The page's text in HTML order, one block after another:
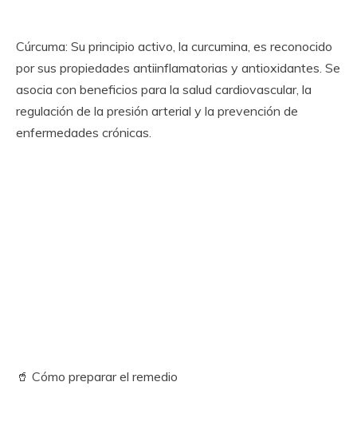
Cúrcuma: Su principio activo, la curcumina, es reconocido
por sus propiedades antiinflamatorias y antioxidantes. Se
asocia con beneficios para la salud cardiovascular, la
regulación de la presión arterial y la prevención de
enfermedades crónicas.
🥤 Cómo preparar el remedio